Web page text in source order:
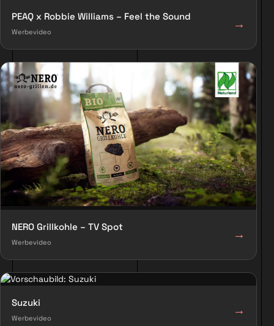
PEAQ x Robbie Williams – Feel the Sound
Werbevideo →
NERO Grillkohle – TV Spot
Werbevideo →
Suzuki
Werbevideo →